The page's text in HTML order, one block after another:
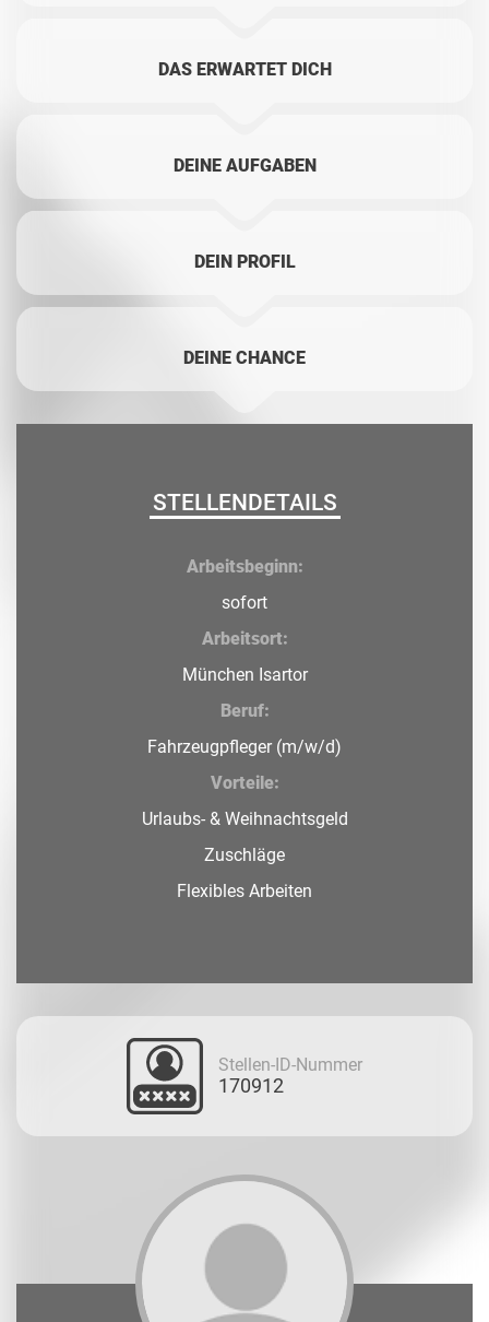
DAS ERWARTET DICH
DEINE AUFGABEN
DEIN PROFIL
DEINE CHANCE
STELLENDETAILS
Arbeitsbeginn:
sofort
Arbeitsort:
München Isartor
Beruf:
Fahrzeugpfleger (m/w/d)
Vorteile:
Urlaubs- & Weihnachtsgeld
Zuschläge
Flexibles Arbeiten
Stellen-ID-Nummer
170912